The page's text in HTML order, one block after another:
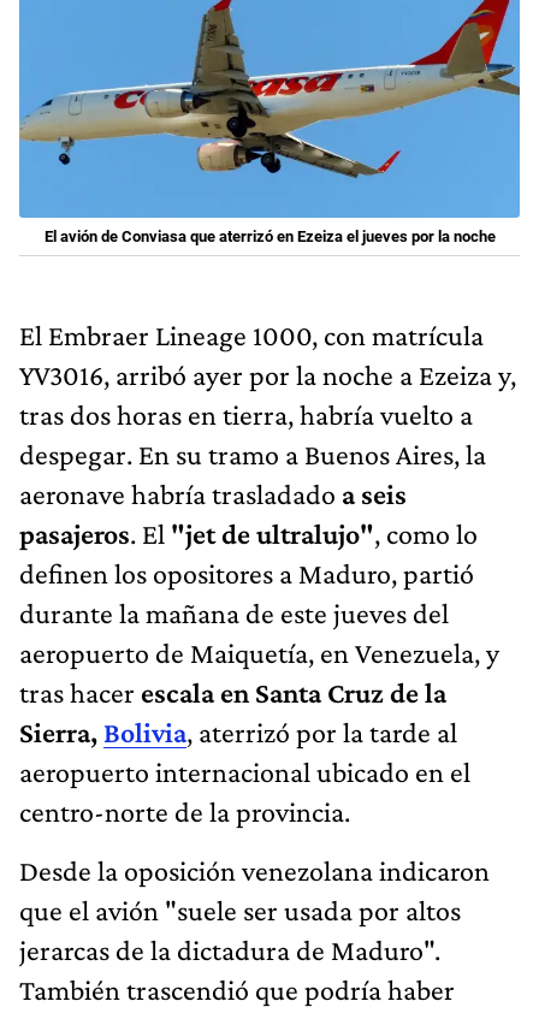
El avión de Conviasa que aterrizó en Ezeiza el jueves por la noche
El Embraer Lineage 1000, con matrícula
YV3016, arribó ayer por la noche a Ezeiza y,
tras dos horas en tierra, habría vuelto a
despegar. En su tramo a Buenos Aires, la
aeronave habría trasladado a seis
pasajeros. El "jet de ultralujo", como lo
definen los opositores a Maduro, partió
durante la mañana de este jueves del
aeropuerto de Maiquetía, en Venezuela, y
tras hacer escala en Santa Cruz de la
Sierra, Bolivia, aterrizó por la tarde al
aeropuerto internacional ubicado en el
centro-norte de la provincia.
Desde la oposición venezolana indicaron
que el avión "suele ser usada por altos
jerarcas de la dictadura de Maduro".
También trascendió que podría haber